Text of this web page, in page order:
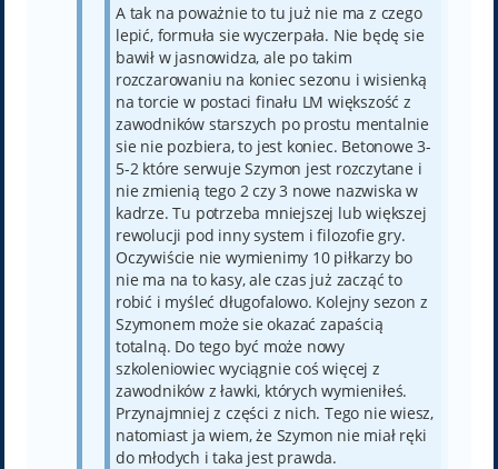
A tak na poważnie to tu już nie ma z czego
lepić, formuła sie wyczerpała. Nie będę sie
bawił w jasnowidza, ale po takim
rozczarowaniu na koniec sezonu i wisienką
na torcie w postaci finału LM większość z
zawodników starszych po prostu mentalnie
sie nie pozbiera, to jest koniec. Betonowe 3-
5-2 które serwuje Szymon jest rozczytane i
nie zmienią tego 2 czy 3 nowe nazwiska w
kadrze. Tu potrzeba mniejszej lub większej
rewolucji pod inny system i filozofie gry.
Oczywiście nie wymienimy 10 piłkarzy bo
nie ma na to kasy, ale czas już zacząć to
robić i myśleć długofalowo. Kolejny sezon z
Szymonem może sie okazać zapaścią
totalną. Do tego być może nowy
szkoleniowiec wyciągnie coś więcej z
zawodników z ławki, których wymieniłeś.
Przynajmniej z części z nich. Tego nie wiesz,
natomiast ja wiem, że Szymon nie miał ręki
do młodych i taka jest prawda.